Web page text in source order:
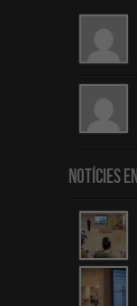
Notícies